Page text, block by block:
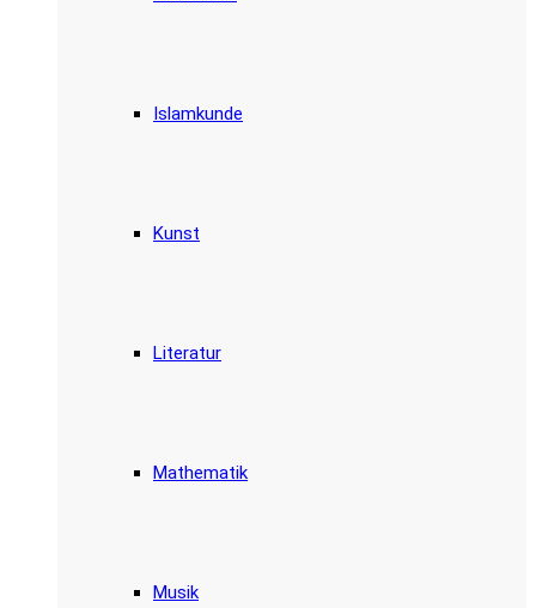
Islamkunde
Kunst
Literatur
Mathematik
Musik